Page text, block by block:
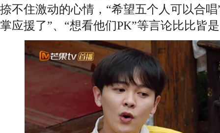
捺不住激动的心情，“希望五个人可以合
掌应援了”、“想看他们PK”等言论比比皆